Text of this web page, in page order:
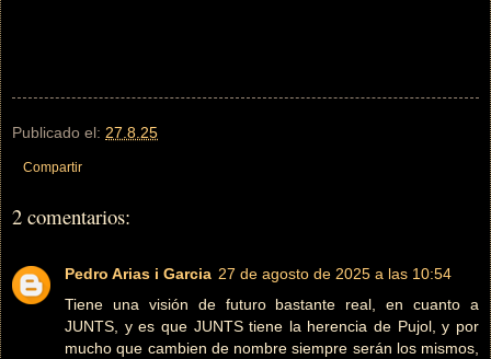
Publicado el: 27.8.25
Compartir
2 comentarios:
Pedro Arias i Garcia 27 de agosto de 2025 a las 10:54
Tiene una visión de futuro bastante real, en cuanto a
JUNTS, y es que JUNTS tiene la herencia de Pujol, y por
mucho que cambien de nombre siempre serán los mismos,